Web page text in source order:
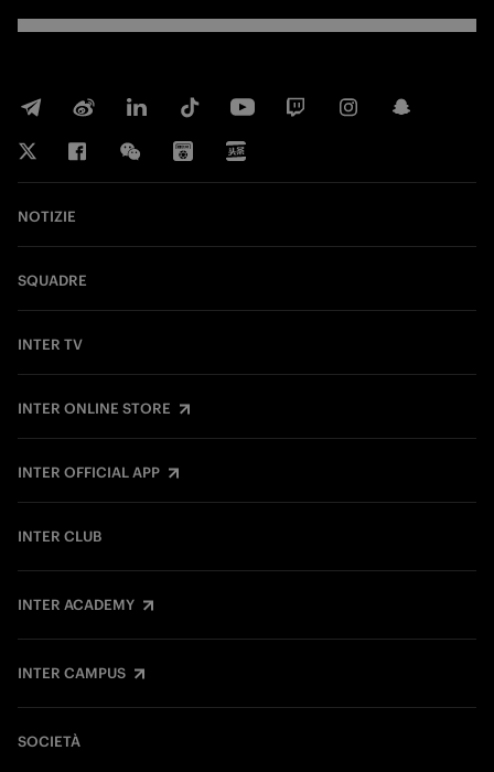
NOTIZIE
SQUADRE
INTER TV
INTER ONLINE STORE
INTER OFFICIAL APP
INTER CLUB
INTER ACADEMY
INTER CAMPUS
SOCIETÀ